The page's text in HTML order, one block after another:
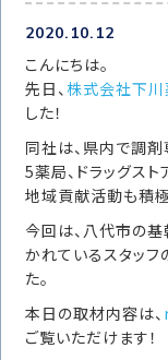
転職
転職
転職
転職
キャリ
2020.10.12
こんにちは。
先日、 株式会社下川
した！
同社は、県内で調
5薬局、ドラッグス
地域貢献活動も積
今回は、八代市の
かれているスタッ
た。
本日の取材内容は、
ご覧いただけます！